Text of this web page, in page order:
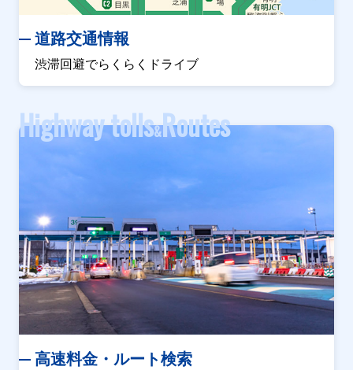
道路交通情報
渋滞回避でらくらくドライブ
Highway tolls&Routes
高速料金・ルート検索